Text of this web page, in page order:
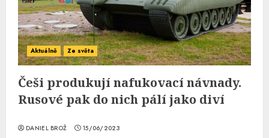
Aktuálně Ze světa
Češi produkují nafukovací návnady.
Rusové pak do nich pálí jako diví
DANIEL BROŽ 15/06/2023